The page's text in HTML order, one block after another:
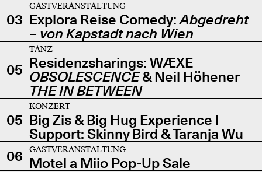
03
GASTVERANSTALTUNG
Explora Reise Comedy:Abgedreht
– von Kapstadt nach Wien
05
TANZ
Residenzsharings: WÆXE
OBSOLESCENCE& Neil Höhener
THE IN BETWEEN
05
KONZERT
Big Zis & Big Hug Experience |
Support: Skinny Bird & Taranja Wu
06
GASTVERANSTALTUNG
Motel a Miio Pop-Up Sale